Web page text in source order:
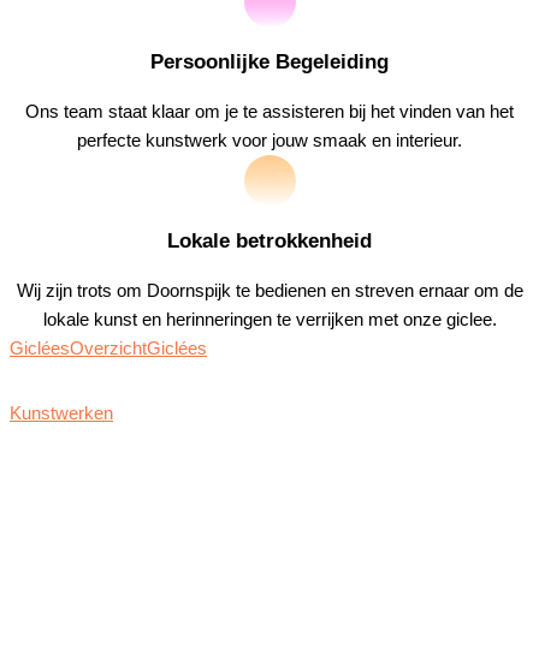
Persoonlijke Begeleiding
Ons team staat klaar om je te assisteren bij het vinden van het
perfecte kunstwerk voor jouw smaak en interieur.
Lokale betrokkenheid
Wij zijn trots om Doornspijk te bedienen en streven ernaar om de
lokale kunst en herinneringen te verrijken met onze giclee.
GicléesOverzichtGiclées
Kunstwerken